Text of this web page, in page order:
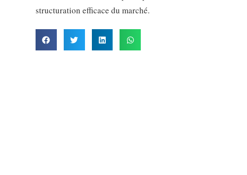
structuration efficace du marché.